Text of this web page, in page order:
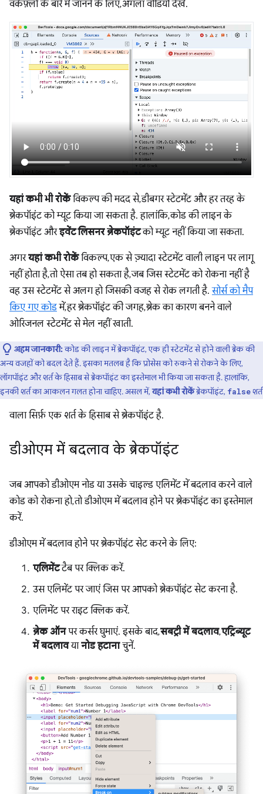
वर्कफ़्लो के बारे में जानने के लिए, अगला वीडियो देखें.
यहां कभी भी रोकेंविकल्प की मदद से, डीबगर स्टेटमेंट और हर तरह के
ब्रेकपॉइंट को म्यूट किया जा सकता है. हालांकि, कोड की लाइन के
ब्रेकपॉइंट औरइवेंट लिसनर ब्रेकपॉइंटको म्यूट नहीं किया जा सकता.
अगरयहां कभी रोकेंविकल्प, एक से ज़्यादा स्टेटमेंट वाली लाइन पर लागू
नहीं होता है, तो ऐसा तब हो सकता है, जब जिस स्टेटमेंट को रोकना नहीं है
वह उस स्टेटमेंट से अलग हो जिसकी वजह से रोक लगती है.सोर्स को मैप
किए गए कोडमें, हर ब्रेकपॉइंट की जगह, ब्रेक का कारण बनने वाले
ओरिजनल स्टेटमेंट से मेल नहीं खाती.
अहम जानकारी:कोड की लाइन में ब्रेकपॉइंट, एक ही स्टेटमेंट से होने वाली ब्रेक की
अन्य वजहों को बदल देते हैं. इसका मतलब है कि प्रोसेस को रुकने से रोकने के लिए,
लॉगपॉइंट और शर्त के हिसाब से ब्रेकपॉइंट का इस्तेमाल भी किया जा सकता है. हालांकि,
इनकी शर्त का आकलन गलत होना चाहिए. असल में,यहां कभी रोकेंब्रेकपॉइंट, falseशर्त
वाला सिर्फ़ एक शर्त के हिसाब से ब्रेकपॉइंट है.
डीओएम में बदलाव के ब्रेकपॉइंट
जब आपको डीओएम नोड या उसके चाइल्ड एलिमेंट में बदलाव करने वाले
कोड को रोकना हो, तो डीओएम में बदलाव होने पर ब्रेकपॉइंट का इस्तेमाल
करें.
डीओएम में बदलाव होने पर ब्रेकपॉइंट सेट करने के लिए:
एलिमेंटटैब पर क्लिक करें.
उस एलिमेंट पर जाएं जिस पर आपको ब्रेकपॉइंट सेट करना है.
एलिमेंट पर राइट क्लिक करें.
ब्रेक ऑनपर कर्सर घुमाएं. इसके बाद,सबट्री में बदलाव,एट्रिब्यूट
में बदलावयानोड हटानाचुनें.